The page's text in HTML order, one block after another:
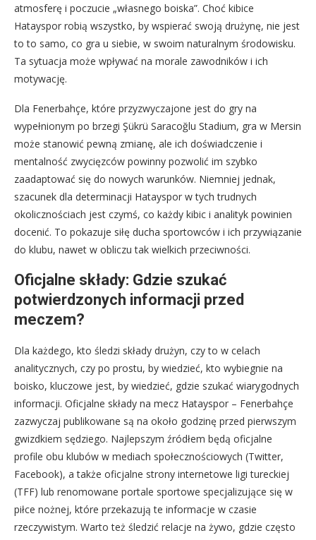
atmosferę i poczucie „własnego boiska”. Choć kibice
Hatayspor robią wszystko, by wspierać swoją drużynę, nie jest
to to samo, co gra u siebie, w swoim naturalnym środowisku.
Ta sytuacja może wpływać na morale zawodników i ich
motywację.
Dla Fenerbahçe, które przyzwyczajone jest do gry na
wypełnionym po brzegi Şükrü Saracoğlu Stadium, gra w Mersin
może stanowić pewną zmianę, ale ich doświadczenie i
mentalność zwycięzców powinny pozwolić im szybko
zaadaptować się do nowych warunków. Niemniej jednak,
szacunek dla determinacji Hatayspor w tych trudnych
okolicznościach jest czymś, co każdy kibic i analityk powinien
docenić. To pokazuje siłę ducha sportowców i ich przywiązanie
do klubu, nawet w obliczu tak wielkich przeciwności.
Oficjalne składy: Gdzie szukać
potwierdzonych informacji przed
meczem?
Dla każdego, kto śledzi składy drużyn, czy to w celach
analitycznych, czy po prostu, by wiedzieć, kto wybiegnie na
boisko, kluczowe jest, by wiedzieć, gdzie szukać wiarygodnych
informacji. Oficjalne składy na mecz Hatayspor – Fenerbahçe
zazwyczaj publikowane są na około godzinę przed pierwszym
gwizdkiem sędziego. Najlepszym źródłem będą oficjalne
profile obu klubów w mediach społecznościowych (Twitter,
Facebook), a także oficjalne strony internetowe ligi tureckiej
(TFF) lub renomowane portale sportowe specjalizujące się w
piłce nożnej, które przekazują te informacje w czasie
rzeczywistym. Warto też śledzić relacje na żywo, gdzie często